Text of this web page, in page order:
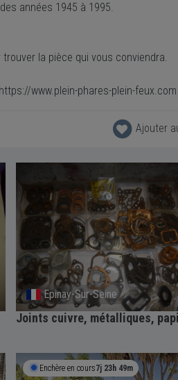
années 1945 à 1995.
la pièce qui vous conviendra.
www.plein-phares-plein-feux.com
Ajouter
Epinay-Sur-Seine
Joints cuivre, métalliques,
Enchère en cours7j 23h 49m